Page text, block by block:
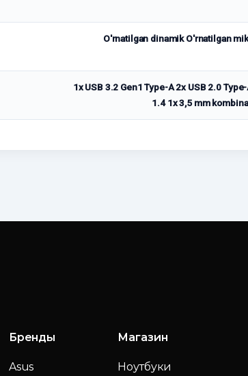
O'rnatilgan dinamik O'rnatilgan
1x USB 3.2 Gen1 Type-A 2x USB 2.0
1.4 1x 3,5 mm
Бренды
Asus
Магазин
Ноутбуки